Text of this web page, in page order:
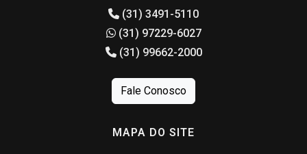
(31) 3491-5110
(31) 97229-6027
(31) 99662-2000
Fale Conosco
MAPA DO SITE